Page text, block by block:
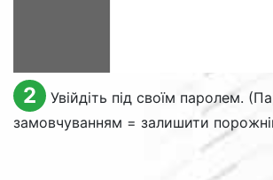
2
Увійдіть під своїм паролем.
замовчуванням = залишити